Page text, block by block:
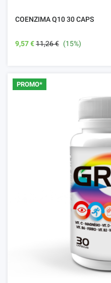
COENZIMA Q10 30 CAPS
9,57 €11,26 € (15%)
PROMO*